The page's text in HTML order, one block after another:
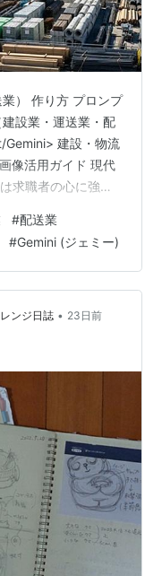
） 作り方 プロンプ
設業・運送業・配
Gemini> 建設・物流
像活用ガイド 現代
求職者の心に強く
AI画像生成を活用
にイメージできる
可能です。ここで
・運送業・配送業
…
#配送業
#Gemini (ジェミー)
ンジ日誌 • 23日前